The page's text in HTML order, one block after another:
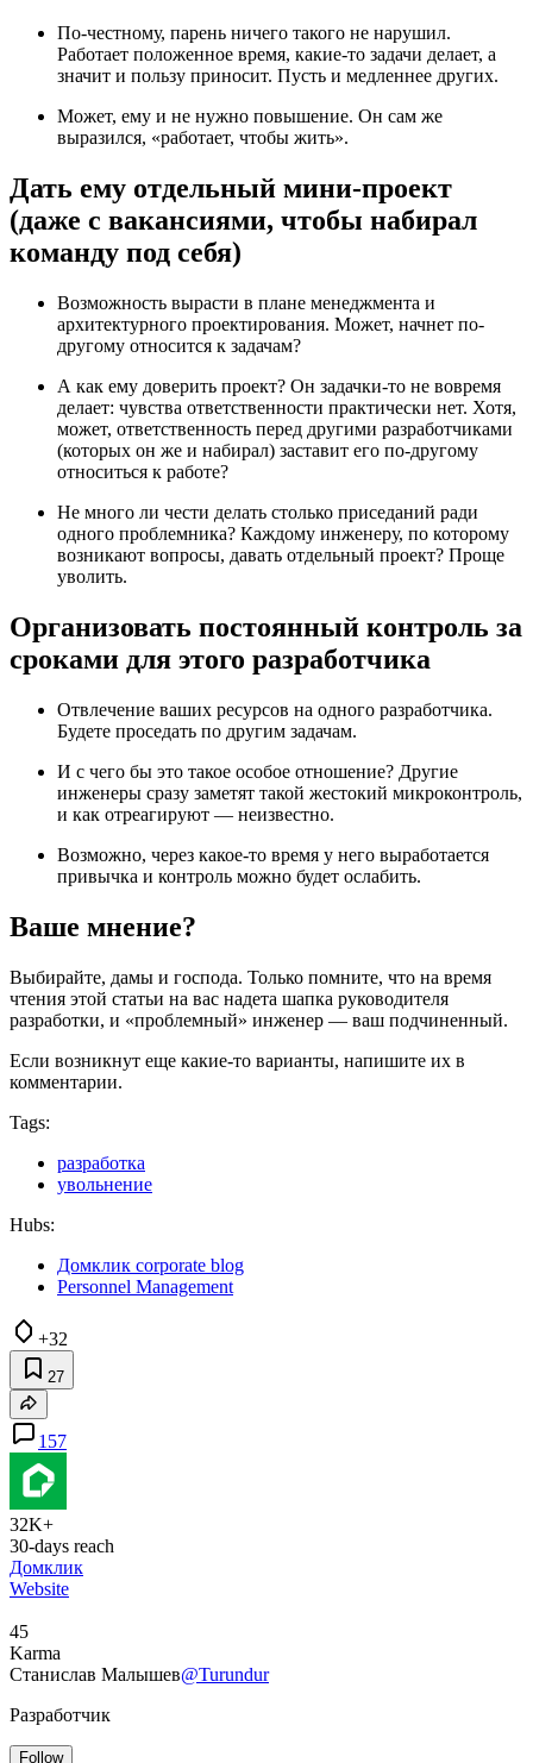
По-честному, парень ничего такого не нарушил.
Работает положенное время, какие-то задачи делает, а
значит и пользу приносит. Пусть и медленнее других.
Может, ему и не нужно повышение. Он сам же
выразился, «работает, чтобы жить».
Дать ему отдельный мини-проект
(даже с вакансиями, чтобы набирал
команду под себя)
Возможность вырасти в плане менеджмента и
архитектурного проектирования. Может, начнет по-
другому относится к задачам?
А как ему доверить проект? Он задачки-то не вовремя
делает: чувства ответственности практически нет. Хотя,
может, ответственность перед другими разработчиками
(которых он же и набирал) заставит его по-другому
относиться к работе?
Не много ли чести делать столько приседаний ради
одного проблемника? Каждому инженеру, по которому
возникают вопросы, давать отдельный проект? Проще
уволить.
Организовать постоянный контроль за
сроками для этого разработчика
Отвлечение ваших ресурсов на одного разработчика.
Будете проседать по другим задачам.
И с чего бы это такое особое отношение? Другие
инженеры сразу заметят такой жестокий микроконтроль,
и как отреагируют — неизвестно.
Возможно, через какое-то время у него выработается
привычка и контроль можно будет ослабить.
Ваше мнение?
Выбирайте, дамы и господа. Только помните, что на время
чтения этой статьи на вас надета шапка руководителя
разработки, и «проблемный» инженер — ваш подчиненный.
Если возникнут еще какие-то варианты, напишите их в
комментарии.
Tags:
разработка
увольнение
Hubs:
Домклик corporate blog
Personnel Management
+32
27
157
32K+
30-days reach
Домклик
Website
45
Karma
Станислав Малышев@Turundur
Разработчик
Follow